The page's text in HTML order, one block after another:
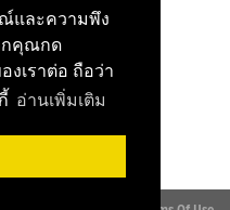
ณ์และความพึง
กคุณกด
งเราต่อ ถือว่า
อ่านเพิ่มเติม